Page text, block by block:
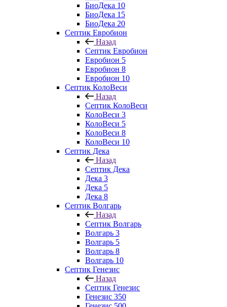
БиоДека 10
БиоДека 15
БиоДека 20
Септик Евробион
Назад
Септик Евробион
Евробион 5
Евробион 8
Евробион 10
Септик КолоВеси
Назад
Септик КолоВеси
КолоВеси 3
КолоВеси 5
КолоВеси 8
КолоВеси 10
Септик Дека
Назад
Септик Дека
Дека 3
Дека 5
Дека 8
Септик Волгарь
Назад
Септик Волгарь
Волгарь 3
Волгарь 5
Волгарь 8
Волгарь 10
Септик Генезис
Назад
Септик Генезис
Генезис 350